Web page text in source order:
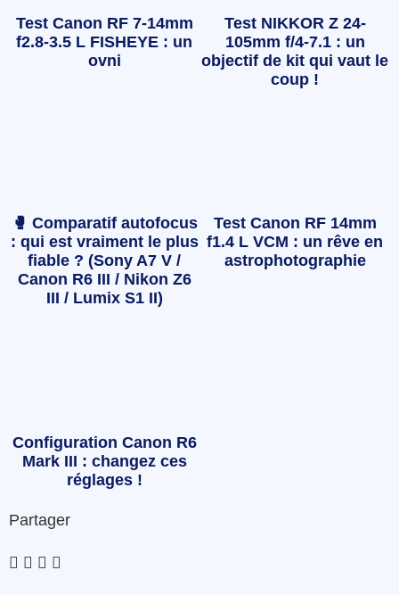
Test Canon RF 7-14mm
f2.8-3.5 L FISHEYE : un
ovni
Test NIKKOR Z 24-
105mm f/4-7.1 : un
objectif de kit qui vaut le
coup !
🥊 Comparatif autofocus
: qui est vraiment le plus
fiable ? (Sony A7 V /
Canon R6 III / Nikon Z6
III / Lumix S1 II)
Test Canon RF 14mm
f1.4 L VCM : un rêve en
astrophotographie
Configuration Canon R6
Mark III : changez ces
réglages !
Partager